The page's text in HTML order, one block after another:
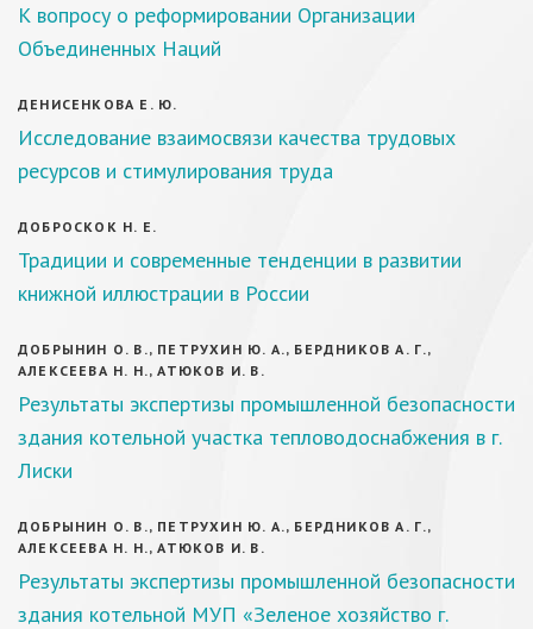
К вопросу о реформировании Организации
Объединенных Наций
ДЕНИСЕНКОВА Е. Ю.
Исследование взаимосвязи качества трудовых
ресурсов и стимулирования труда
ДОБРОСКОК Н. Е.
Традиции и современные тенденции в развитии
книжной иллюстрации в России
ДОБРЫНИН О. В., ПЕТРУХИН Ю. А., БЕРДНИКОВ А. Г.,
АЛЕКСЕЕВА Н. Н., АТЮКОВ И. В.
Результаты экспертизы промышленной безопасности
здания котельной участка тепловодоснабжения в г.
Лиски
ДОБРЫНИН О. В., ПЕТРУХИН Ю. А., БЕРДНИКОВ А. Г.,
АЛЕКСЕЕВА Н. Н., АТЮКОВ И. В.
Результаты экспертизы промышленной безопасности
здания котельной МУП «Зеленое хозяйство г.